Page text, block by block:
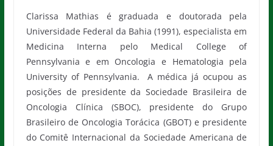
Clarissa Mathias é graduada e doutorada pela
Universidade Federal da Bahia (1991), especialista em
Medicina Interna pelo Medical College of
Pennsylvania e em Oncologia e Hematologia pela
University of Pennsylvania. A médica já ocupou as
posições de presidente da Sociedade Brasileira de
Oncologia Clínica (SBOC), presidente do Grupo
Brasileiro de Oncologia Torácica (GBOT) e presidente
do Comitê Internacional da Sociedade Americana de